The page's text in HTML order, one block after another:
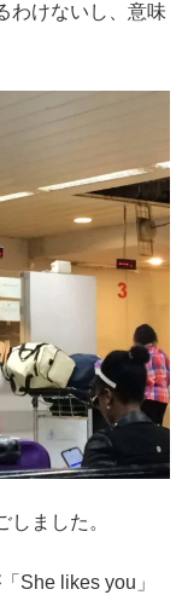
わけないし、意味
ました。
She likes you」